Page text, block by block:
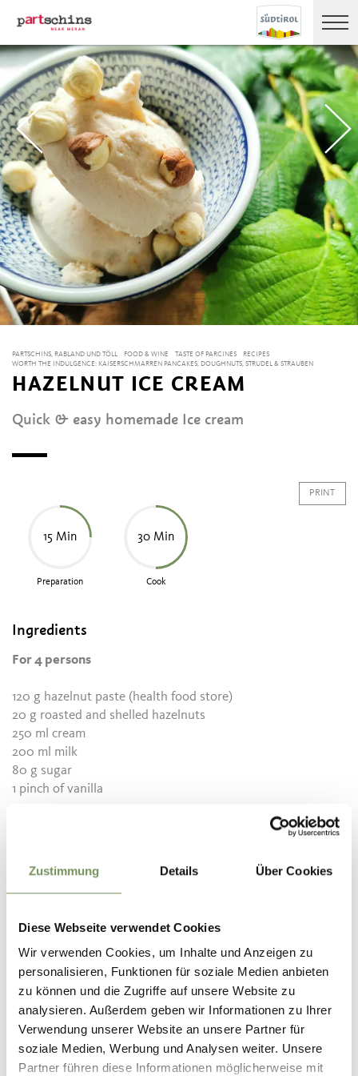
Zustimmung Details Über Cookies
Diese Webseite verwendet Cookies
Wir verwenden Cookies, um Inhalte und Anzeigen zu
personalisieren, Funktionen für soziale Medien anbieten
zu können und die Zugriffe auf unsere Website zu
analysieren. Außerdem geben wir Informationen zu Ihrer
Verwendung unserer Website an unsere Partner für
soziale Medien, Werbung und Analysen weiter. Unsere
Partner führen diese Informationen möglicherweise mit
PARTSCHINS, RABLAND UND TÖLL FOOD & WINE TASTE OF PARCINES
RECIPES
WORTH THE INDULGENCE: KAISERSCHMARREN PANCAKES, DOUGHNUTS, STRUDEL & STRAUBEN
HAZELNUT ICE CREAM
Quick & easy homemade Ice cream
PRINT
15 Min
Preparation
30 Min
Cook
Ingredients
For 4 persons
120 g hazelnut paste (health food store)
20 g roasted and shelled hazelnuts
250 ml cream
200 ml milk
80 g sugar
1 pinch of vanilla
Preparation
maker.
Shortly before finishing, add half of the hazelnuts. Portion,
decorate with the remaining hazelnuts and serve.
TIP:If no ice cream machine is available, whip the cream
until stiff and fold it into the mixture. Pour into a box form
and deep-freeze for about 6-8 hours.